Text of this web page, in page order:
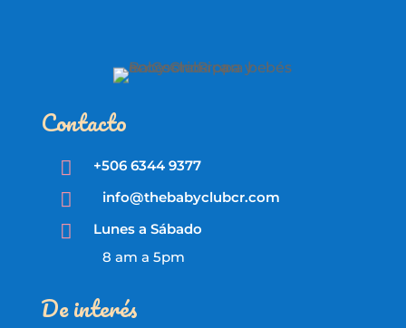
Contacto
 +506 6344 9377
 info@thebabyclubcr.com

Lunes a Sábado
8 am a 5pm
De interés